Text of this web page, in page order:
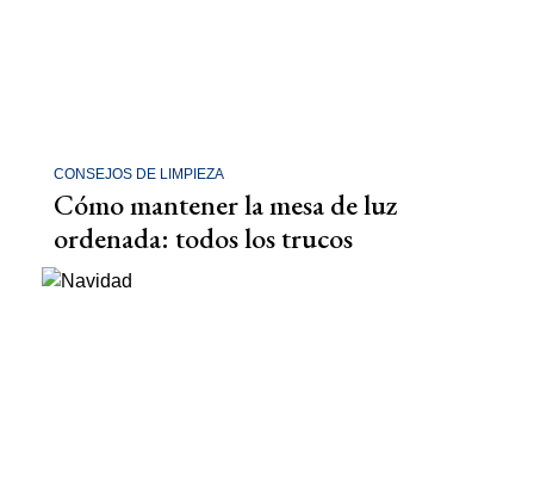
CONSEJOS DE LIMPIEZA
Cómo mantener la mesa de luz
ordenada: todos los trucos